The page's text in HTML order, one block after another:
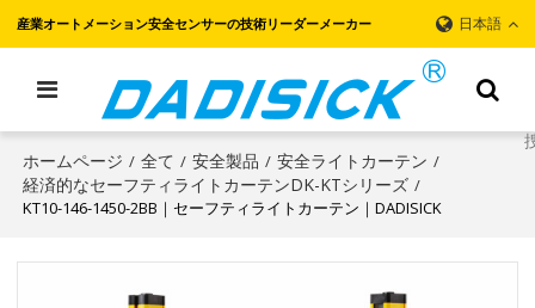
産業オートメーション安全センサーの技術リーダーメーカー 日本語
ホームページ / 全て / 安全製品 / 安全ライトカーテン /
経済的なセーフティライトカーテンDK-KTシリーズ /
KT10-146-1450-2BB｜セーフティライトカーテン｜DADISICK